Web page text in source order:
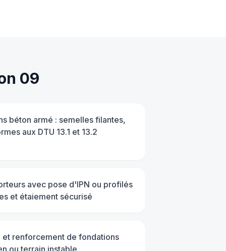
09
béton armé : semelles filantes,
aux DTU 13.1 et 13.2
avec pose d'IPN ou profilés
et étaiement sécurisé
renforcement de fondations
ou terrain instable